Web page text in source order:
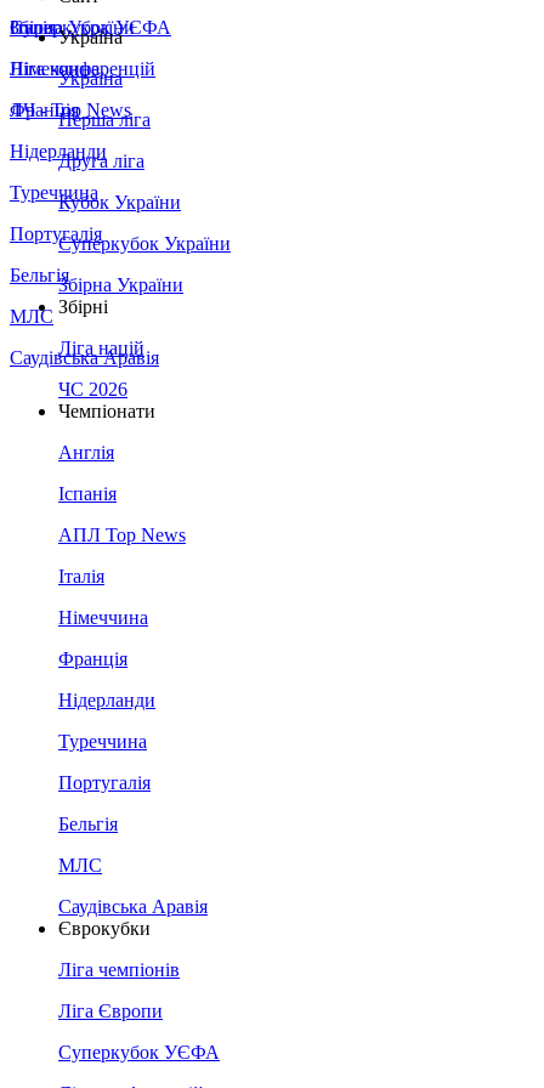
Збірна України
Італія
Німеччина
Франція
Нідерланди
Туреччина
Португалія
Бельгія
МЛС
Саудівська Аравія
Суперкубок УЄФА
Ліга конференцій
ЛЧ - Top News
Україна
Україна
Перша ліга
Друга ліга
Кубок України
Суперкубок України
Збірна України
Збірні
Ліга націй
ЧС 2026
Чемпіонати
Англія
Іспанія
АПЛ Top News
Італія
Німеччина
Франція
Нідерланди
Туреччина
Португалія
Бельгія
МЛС
Саудівська Аравія
Єврокубки
Ліга чемпіонів
Ліга Європи
Суперкубок УЄФА